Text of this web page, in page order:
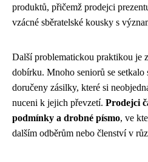
produktů, přičemž prodejci
vzácné sběratelské kousky s
Další problematickou praktikou je
dobírku. Mnoho seniorů se
doručeny zásilky, které si
nuceni k jejich převzetí. Prodejci
podmínky a drobné písmo, ve
dalším odběrům nebo členství v